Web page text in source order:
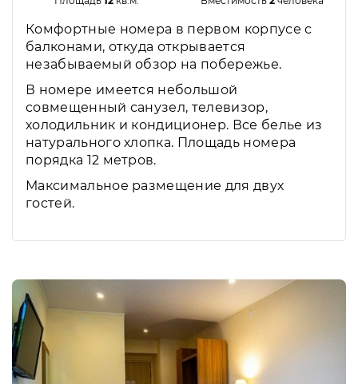
Комфортные номера в первом корпусе с
балконами, откуда открывается
незабываемый обзор на побережье.
В номере имеется небольшой
совмещенный санузел, телевизор,
холодильник и кондиционер. Все белье из
натурального хлопка. Площадь номера
порядка 12 метров.
Максимальное размещение для двух
гостей.